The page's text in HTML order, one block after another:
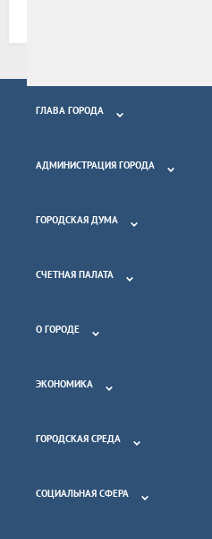
ГЛАВА ГОРОДА
АДМИНИСТРАЦИЯ ГОРОДА
ГОРОДСКАЯ ДУМА
СЧЕТНАЯ ПАЛАТА
О ГОРОДЕ
ЭКОНОМИКА
ГОРОДСКАЯ СРЕДА
СОЦИАЛЬНАЯ СФЕРА